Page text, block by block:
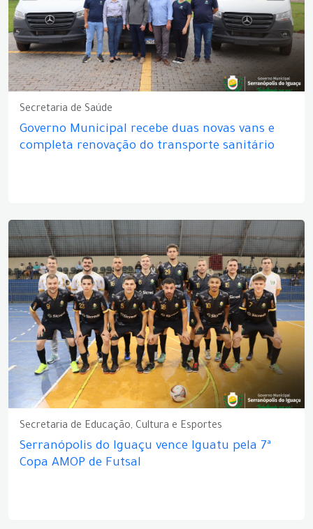
Secretaria de Saúde
Governo Municipal recebe duas novas vans e
completa renovação do transporte sanitário
Secretaria de Educação, Cultura e Esportes
Serranópolis do Iguaçu vence Iguatu pela 7ª
Copa AMOP de Futsal